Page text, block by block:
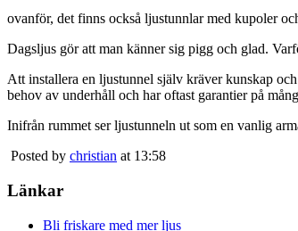
ovanför, det finns också ljustunnlar med kupoler
Dagsljus gör att man känner sig pigg och glad.
Att installera en ljustunnel själv kräver kunskap
behov av underhåll och har oftast garantier på
Inifrån rummet ser ljustunneln ut som en vanlig
Posted by christian at 13:58
Länkar
Bli friskare med mer ljus